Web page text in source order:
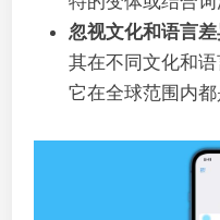
忽视文化和语言
其在不同文化和
它在全球范围内都